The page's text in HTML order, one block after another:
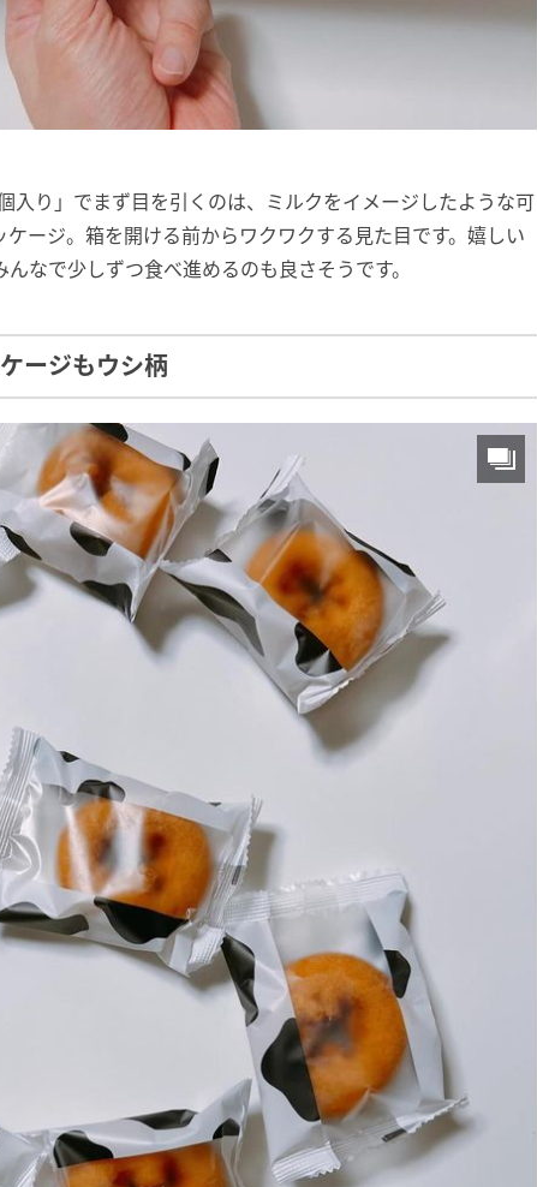
入り」でまず目を引くのは、ミルクをイメージしたような可
ージ。箱を開ける前からワクワクする見た目です。嬉しい
なで少しずつ食べ進めるのも良さそうです。
ージもウシ柄